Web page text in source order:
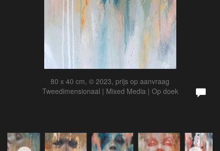
80 x 40 cm, © 2023, prijs op aanvraag
Tweedimensionaal | Mixed Media | Op doek